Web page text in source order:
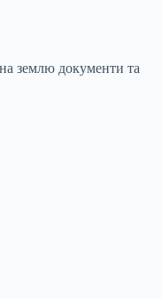
землю документи та